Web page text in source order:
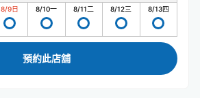
8/9日 8/10一 8/11二 8/12三 8/13四
預約此店舖